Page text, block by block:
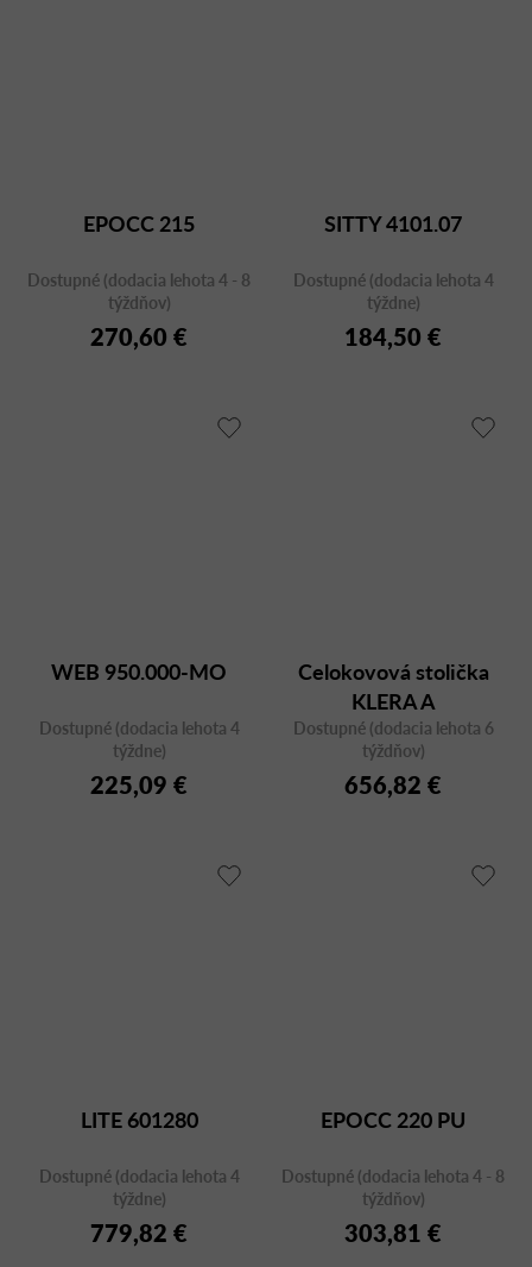
EPOCC 215
Dostupné (dodacia lehota 4 - 8
týždňov)
270,60 €
SITTY 4101.07
Dostupné (dodacia lehota 4
týždne)
184,50 €
WEB 950.000-MO
Dostupné (dodacia lehota 4
týždne)
225,09 €
Celokovová stolička
KLERA A
Dostupné (dodacia lehota 6
týždňov)
656,82 €
LITE 601280
Dostupné (dodacia lehota 4
týždne)
779,82 €
EPOCC 220 PU
Dostupné (dodacia lehota 4 - 8
týždňov)
303,81 €